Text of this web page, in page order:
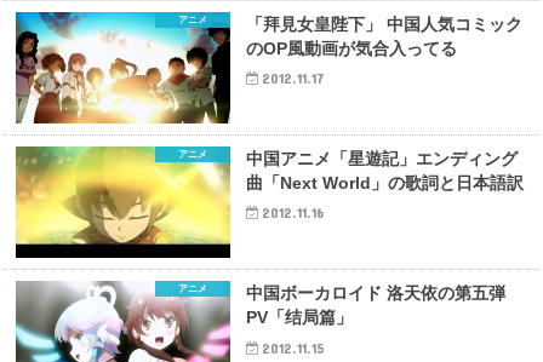
アニメ
「拜見女皇陛下」 中国人気コミック
のOP風動画が気合入ってる
2012.11.17
アニメ
中国アニメ「星遊記」エンディング
曲「Next World」の歌詞と日本語訳
2012.11.16
アニメ
中国ボーカロイド 洛天依の第五弾
PV「结局篇」
2012.11.15